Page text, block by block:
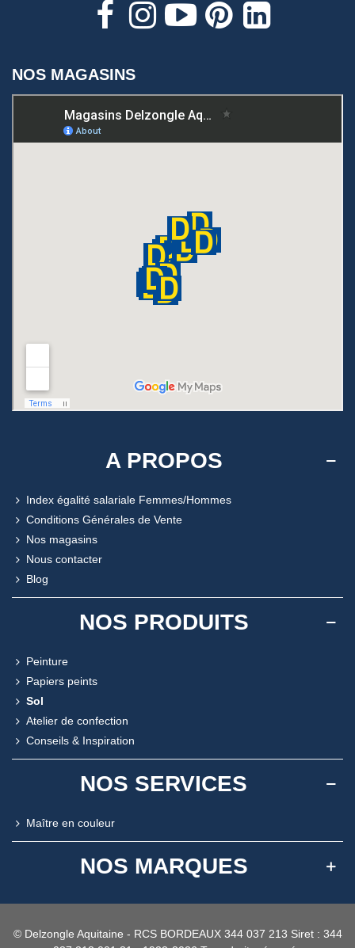
NOS MAGASINS
A PROPOS
Index égalité salariale Femmes/Hommes
Conditions Générales de Vente
Nos magasins
Nous contacter
Blog
NOS PRODUITS
Peinture
Papiers peints
Sol
Atelier de confection
Conseils & Inspiration
NOS SERVICES
Maître en couleur
NOS MARQUES
© Delzongle Aquitaine - RCS BORDEAUX 344 037 213 Siret : 344